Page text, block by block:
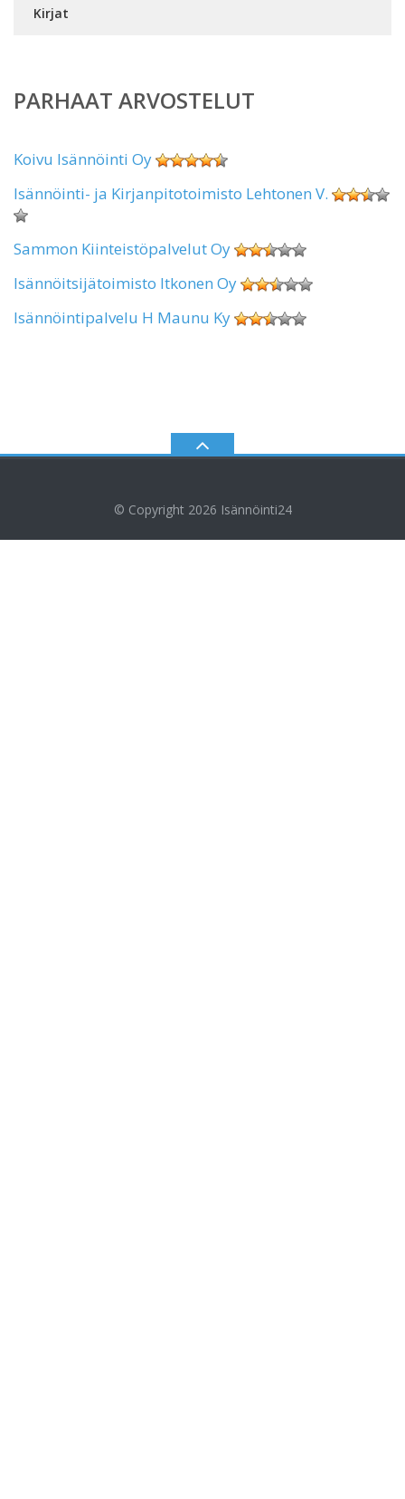
Kirjat
PARHAAT ARVOSTELUT
Koivu Isännöinti Oy
Isännöinti- ja Kirjanpitotoimisto Lehtonen V.
Sammon Kiinteistöpalvelut Oy
Isännöitsijätoimisto Itkonen Oy
Isännöintipalvelu H Maunu Ky
© Copyright 2026 Isännöinti24